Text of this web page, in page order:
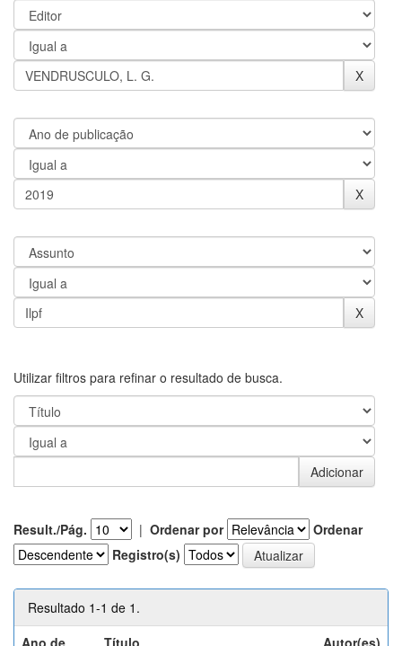
Utilizar filtros para refinar o resultado de busca.
Result./Pág. | Ordenar por
Ordenar
Registro(s)
Resultado 1-1 de 1.
Ano de
Título Autor(es)